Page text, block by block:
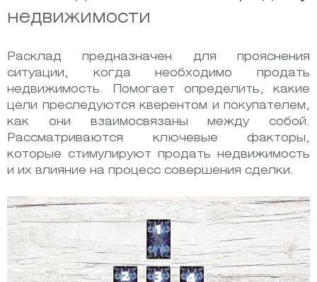
недвижимости
Расклад предназначен для прояснения
ситуации, когда необходимо продать
недвижимость. Помогает определить, какие
цели преследуются кверентом и покупателем,
как они взаимосвязаны между собой.
Рассматриваются ключевые факторы,
которые стимулируют продать недвижимость
и их влияние на процесс совершения сделки.